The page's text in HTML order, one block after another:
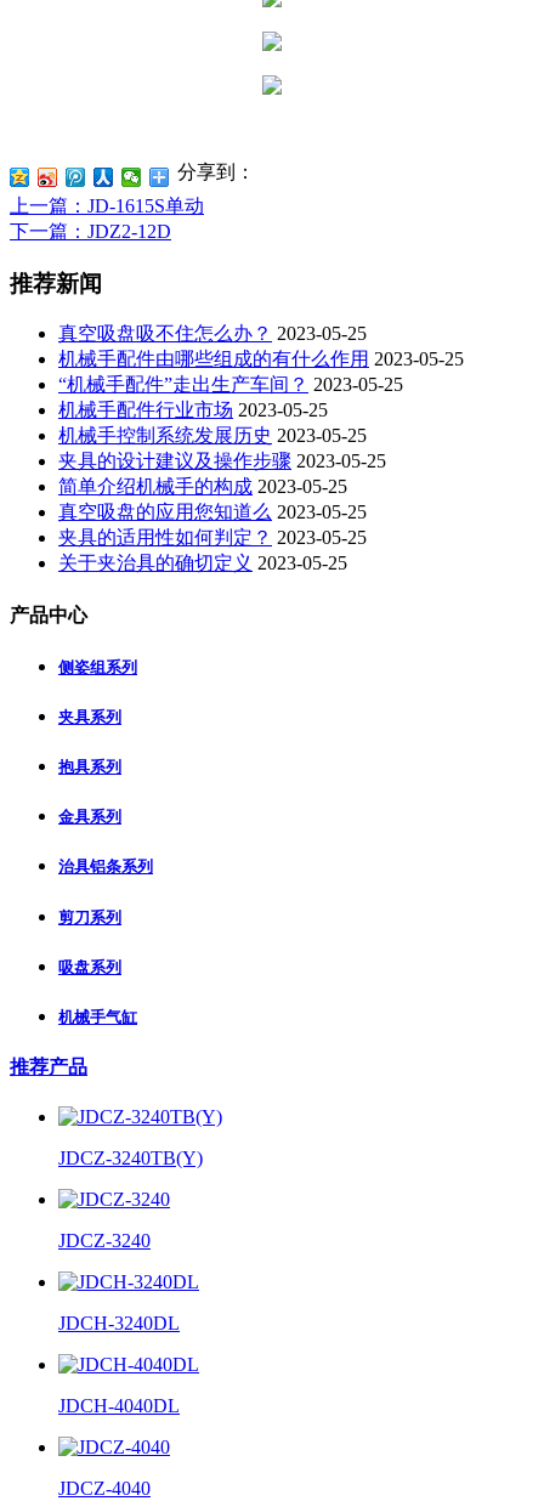
分享到：
上一篇 ：JD-1615S单动
下一篇 ：JDZ2-12D
推荐新闻
真空吸盘吸不住怎么办？ 2023-05-25
机械手配件由哪些组成的有什么作用 2023-05-25
“机械手配件”走出生产车间？ 2023-05-25
机械手配件行业市场 2023-05-25
机械手控制系统发展历史 2023-05-25
夹具的设计建议及操作步骤 2023-05-25
简单介绍机械手的构成 2023-05-25
真空吸盘的应用您知道么 2023-05-25
夹具的适用性如何判定？ 2023-05-25
关于夹治具的确切定义 2023-05-25
产品中心
侧姿组系列
夹具系列
抱具系列
金具系列
治具铝条系列
剪刀系列
吸盘系列
机械手气缸
推荐产品
JDCZ-3240TB(Y)
JDCZ-3240
JDCH-3240DL
JDCH-4040DL
JDCZ-4040